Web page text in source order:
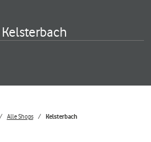
Alle Shops Kelsterbach